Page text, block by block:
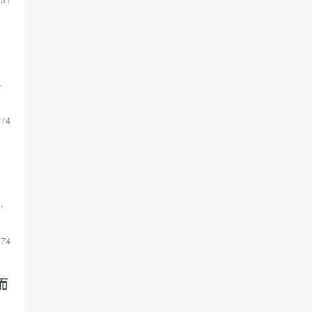
9.32亿美元。
74
复，玩家与媒体评价两极。